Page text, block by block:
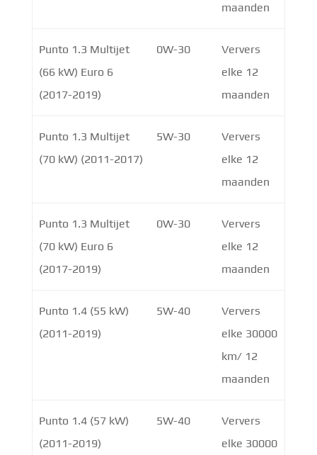
maanden
Punto 1.3 Multijet
(66 kW) Euro 6
(2017-2019)
0W-30
Ververs
elke 12
maanden
Punto 1.3 Multijet
(70 kW) (2011-2017)
5W-30
Ververs
elke 12
maanden
Punto 1.3 Multijet
(70 kW) Euro 6
(2017-2019)
0W-30
Ververs
elke 12
maanden
Punto 1.4 (55 kW)
(2011-2019)
5W-40
Ververs
elke 30000
km/ 12
maanden
Punto 1.4 (57 kW)
(2011-2019)
5W-40
Ververs
elke 30000